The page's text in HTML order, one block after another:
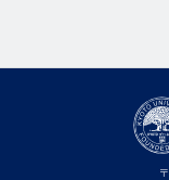
〒